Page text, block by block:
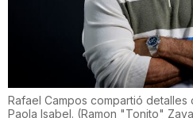
Rafael Campos compartió
Paola Isabel. (Ramon "Tonito"